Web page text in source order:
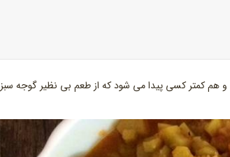
هم کمتر کسی پیدا می شود که از طعم بی نظیر گوجه سبز